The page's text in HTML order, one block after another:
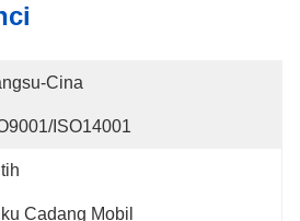
Cina
ISO14001
Cadang Mobil